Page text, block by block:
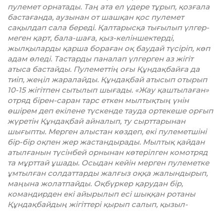
пулемет орна­тады. Таң ата ел үдере тұрып, қоз­­­ғала
бастағанда, аузынан от ­ша­шқан қос пулемет
сақылдап сала береді. Қалтарысқа тығылып үлгер­
меген қарт, бала-шаға, қыз-келін­шектерді,
жылқыларды қарша бораған оқ баудай түсіріп, көп
адам өледі. Тастарды паналап үлгерген аз жігіт
атыса бастайды. Пулеметтің оғы Құндақбайға да
тиіп, жеңіл жаралайды. Құндақбай атысып отырып
10-15 жігітпен сытылып шығады. «Жау қаштылаған»
отряд бірен-саран тарс еткен мылтықтың үнін
өшірем деп екілене түскенде тауда ортекеше орғып
жүретін Құн­дақбай айналып, ту сыртта­рынан
шығыпты. Мерген алыстан көздеп, екі пулеметшіні
бір-бір оқпен жер жастандырады. Мылтық қай­дан
атыл­ғанын түсінбей орнынан кө­теріл­ген комотряд
та мұрттай ұша­ды. Осыдан кейін мерген пуле­мет­ке
ұмтылған солдаттарды жал­ғыз оққа жалындырып,
маңына жолатпайды. Оқбүркер қарудан бір,
командирден екі айырылып есі шыққан ротаны
Құндақбайдың жігіттері қырып са­лып, қызыл­